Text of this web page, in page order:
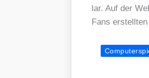
lar. Auf der
Fans